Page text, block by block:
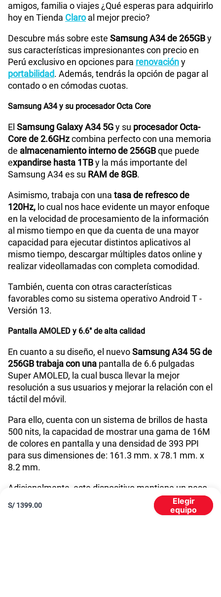
Ver menos planes
Bluetooth
Cámara de fotos Principal 48.0 MP + 8.0 MP + 5.0 MP
Cámara de fotos Frontal 13MP
Radio FM
Grabadora de Voz Si
Tipo de Batería Li-ion de 500mAh
Capacidad Memoria Externa 1TB
Capacidad Memoria Interna
Capacidad Memoria RAM
Reconocimiento Facial
Lector de Huella
amigos, familia o viajes ¿Qué esperas para adquirirlo
hoy en Tienda Claroal mejor precio?
Descubre más sobre este Samsung A34 de 265GBy
sus características impresionantes con precio en
Perú exclusivo en opciones para renovacióny
portabilidad. Además, tendrás la opción de pagar al
contado o en cómodas cuotas.
Samsung A34 y su procesador Octa Core
El Samsung Galaxy A34 5Gy su procesador Octa-
Core de 2.6GHzcombina perfecto con una memoria
de almacenamiento interno de 256GBque puede
expandirse hasta 1TBy la más importante del
Samsung A34 es su RAM de 8GB.
Asimismo, trabaja con una tasa de refresco de
120Hz, lo cual nos hace evidente un mayor enfoque
en la velocidad de procesamiento de la información
al mismo tiempo en que da cuenta de una mayor
capacidad para ejecutar distintos aplicativos al
mismo tiempo, descargar múltiples datos online y
realizar videollamadas con completa comodidad.
También, cuenta con otras características
favorables como su sistema operativo Android T -
Versión 13.
Pantalla AMOLED y 6.6" de alta calidad
En cuanto a su diseño, el nuevoSamsung A34 5G de
256GB trabaja con una pantalla de 6.6 pulgadas
Super AMOLED, la cual busca llevar la mejor
resolución a sus usuarios y mejorar la relación con el
táctil del móvil.
Para ello, cuenta con un sistema de brillos de hasta
500 nits, la capacidad de mostrar una gama de 16M
de colores en pantalla y una densidad de 393 PPI
para sus dimensiones de: 161.3 mm. x 78.1 mm. x
8.2 mm.
Adicionalmente, este dispositivo mantiene un peso
de 199 gr. lo cual hace que sea fácil de sostener en
la palma de la mano, en tanto el agarre que se
S/ 1399.00
Elegir
equipo